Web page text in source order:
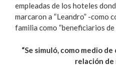
empleadas de los hoteles
marcaron a “Leandro” -como
familia como “beneficiarios
“Se simuló, como medio
relación de